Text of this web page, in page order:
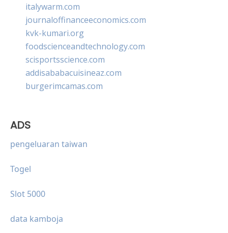
italywarm.com
journaloffinanceeconomics.com
kvk-kumari.org
foodscienceandtechnology.com
scisportsscience.com
addisababacuisineaz.com
burgerimcamas.com
ADS
pengeluaran taiwan
Togel
Slot 5000
data kamboja